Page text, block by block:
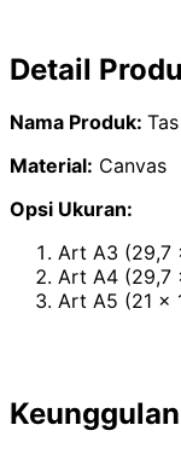
Detail
Nama Produk:
Material: Canvas
Opsi Ukuran:
Art A3 (29,7
Art A4 (29,7
Art A5 (21 x